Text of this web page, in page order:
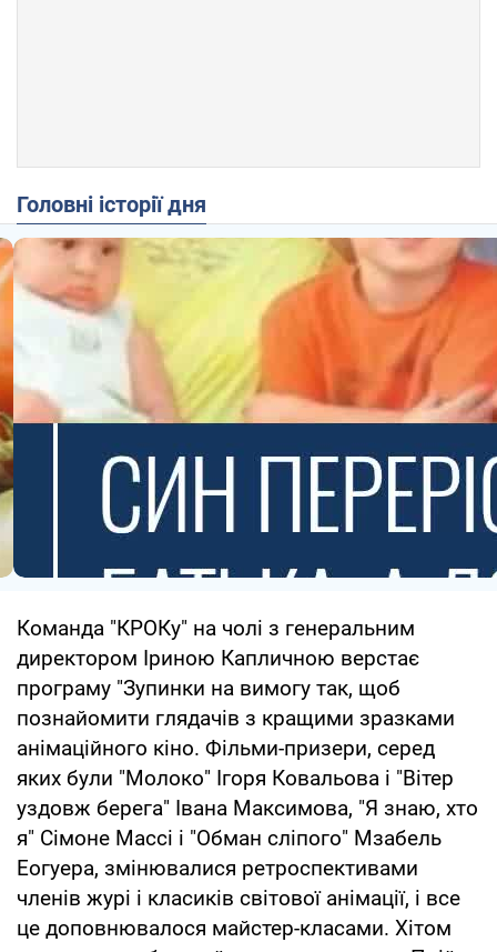
Головні історії дня
Команда "КРОКу" на чолі з генеральним
директором Іриною Капличною верстає
програму "Зупинки на вимогу так, щоб
познайомити глядачів з кращими зразками
анімаційного кіно. Фільми-призери, серед
яких були "Молоко" Ігоря Ковальова і "Вітер
уздовж берега" Івана Максимова, "Я знаю, хто
я" Сімоне Массі і "Обман сліпого" Мзабель
Еогуера, змінювалися ретроспективами
членів журі і класиків світової анімації, і все
це доповнювалося майстер-класами. Хітом